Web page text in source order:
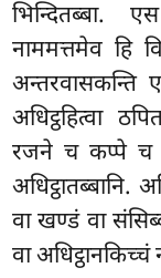
भिन्दितब्बा.
नाममत्तमेव हि
अन्तरवासकन्ति
अधिट्ठहित्वा
रजने च कप्पे च इमं
अधिट्ठातब्बानि.
वा खण्डं वा
वा अधिट्ठानकिच्चं